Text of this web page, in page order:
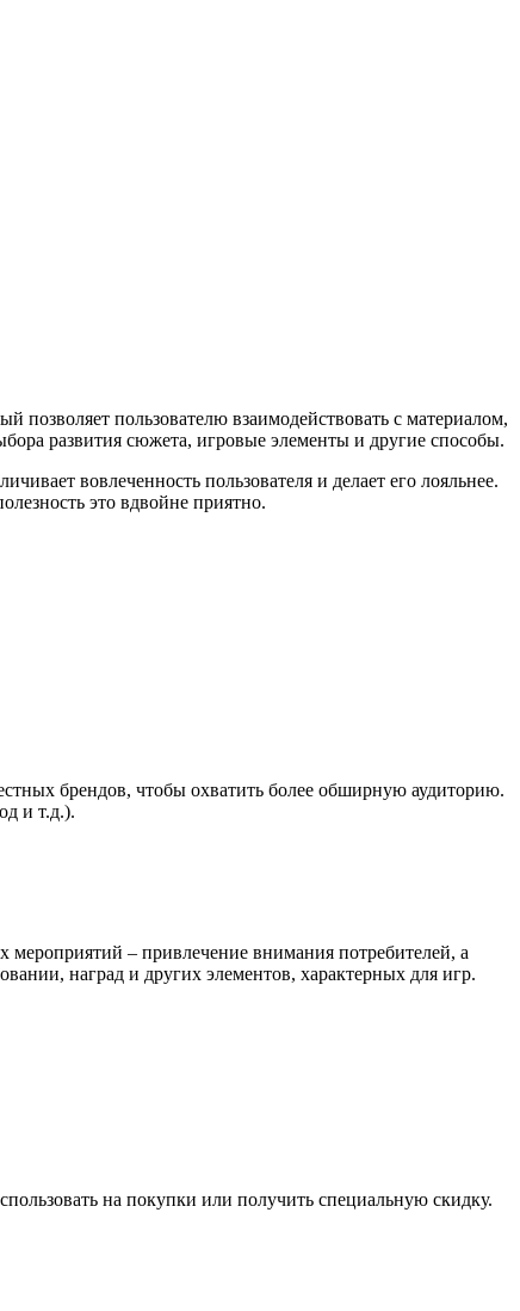
позволяет пользователю взаимодействовать с материалом,
развития сюжета, игровые элементы и другие способы.
вовлеченность пользователя и делает его лояльнее.
это вдвойне приятно.
брендов, чтобы охватить более обширную аудиторию.
и т.д.).
– привлечение внимания потребителей, а
наград и других элементов, характерных для игр.
на покупки или получить специальную скидку.